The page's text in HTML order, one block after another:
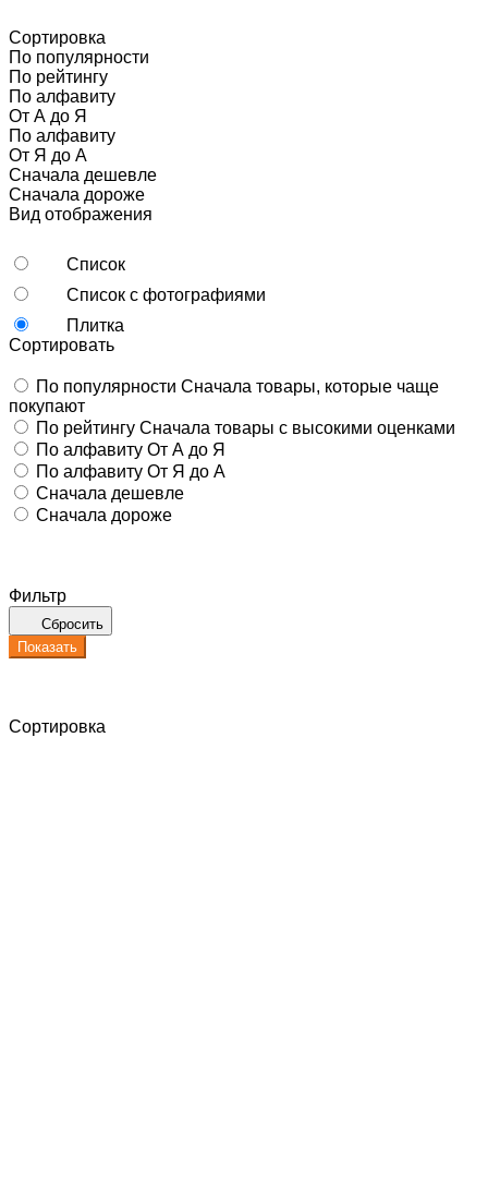
Сортировка
По популярности
По рейтингу
По алфавиту
От А до Я
По алфавиту
От Я до А
Сначала дешевле
Сначала дороже
Вид отображения
Список
Список с фотографиями
Плитка
Сортировать
По популярности Сначала товары, которые чаще
покупают
По рейтингу Сначала товары с высокими оценками
По алфавиту От А до Я
По алфавиту От Я до А
Сначала дешевле
Сначала дороже
Фильтр
Сбросить
Показать
Сортировка